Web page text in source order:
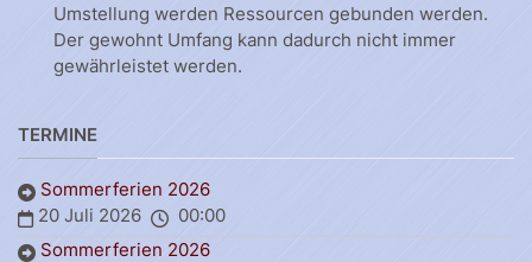
Umstellung werden Ressourcen gebunden werden.
Der gewohnt Umfang kann dadurch nicht immer
gewährleistet werden.
TERMINE
Sommerferien 2026
20 Juli 2026
00:00
Sommerferien 2026